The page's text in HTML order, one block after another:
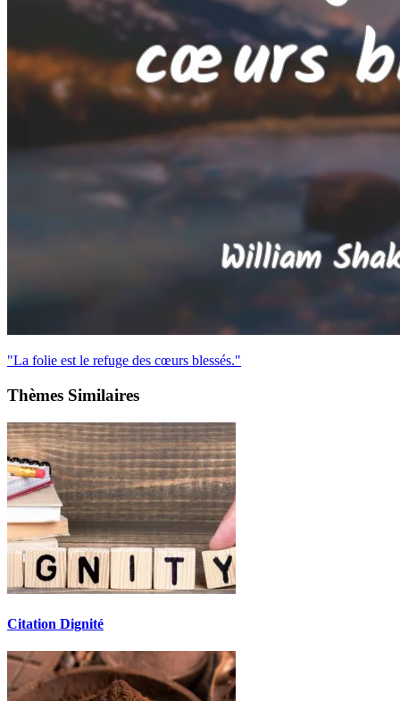
"La folie est le refuge des cœurs blessés."
Thèmes Similaires
Citation Dignité